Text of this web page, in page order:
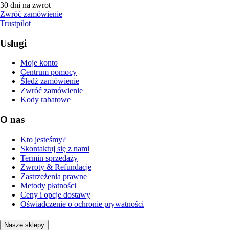
30 dni na zwrot
Zwróć zamówienie
Trustpilot
Usługi
Moje konto
Centrum pomocy
Śledź zamówienie
Zwróć zamówienie
Kody rabatowe
O nas
Kto jesteśmy?
Skontaktuj się z nami
Termin sprzedaży
Zwroty & Refundacje
Zastrzeżenia prawne
Metody płatności
Ceny i opcje dostawy
Oświadczenie o ochronie prywatności
Nasze sklepy